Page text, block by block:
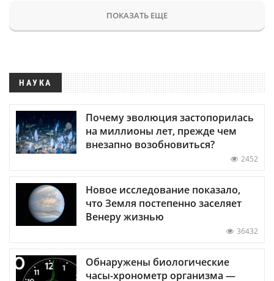
ПОКАЗАТЬ ЕЩЕ
НАУКА
Почему эволюция застопорилась
на миллионы лет, прежде чем
внезапно возобновиться?
2452
Новое исследование показало,
что Земля постепенно заселяет
Венеру жизнью
36432
Обнаружены биологические
часы-хронометр организма —